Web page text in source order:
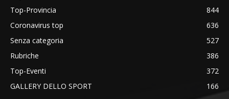
Top-Provincia
844
Coronavirus top
636
Senza categoria
527
Rubriche
386
Top-Eventi
372
GALLERY DELLO SPORT
166